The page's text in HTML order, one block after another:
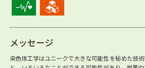
メッセージ
染色体工学はユニークで大きな可能性を秘めた技